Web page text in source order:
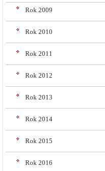
Rok 2009
Rok 2010
Rok 2011
Rok 2012
Rok 2013
Rok 2014
Rok 2015
Rok 2016